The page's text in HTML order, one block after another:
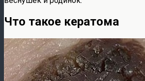
Что такое кератома